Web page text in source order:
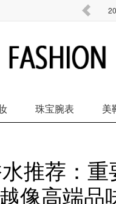
的日常穿着哲
珠宝腕表 美
推荐：
像高端品